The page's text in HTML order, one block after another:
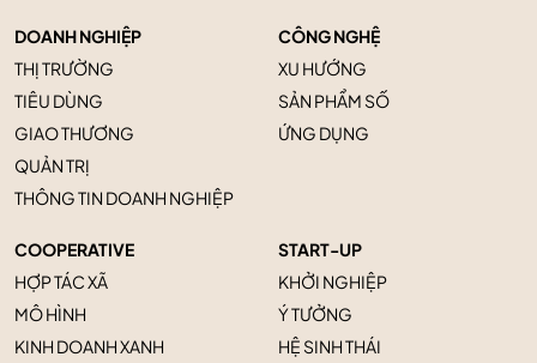
DOANH NGHIỆP
THỊ TRƯỜNG
TIÊU DÙNG
GIAO THƯƠNG
QUẢN TRỊ
THÔNG TIN DOANH NGHIỆP
CÔNG NGHỆ
XU HƯỚNG
SẢN PHẨM SỐ
ỨNG DỤNG
COOPERATIVE
HỢP TÁC XÃ
MÔ HÌNH
KINH DOANH XANH
START-UP
KHỞI NGHIỆP
Ý TƯỞNG
HỆ SINH THÁI